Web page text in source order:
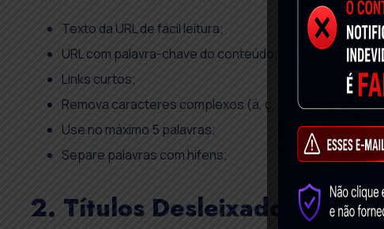
Texto da URL de fácil leitura;
URL com palavra-chave do conteúdo;
Links curtos;
Remova caracteres complexos (á, ç, õ etc.);
Use no máximo 5 palavras;
Separe palavras com hifens;
2. Títulos Desleixados